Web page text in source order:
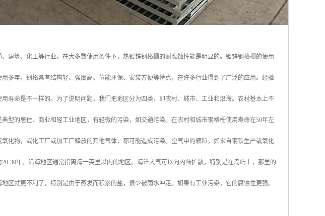
建筑、化工等行业。在大多数使用条件下，热镀锌钢格栅的耐腐蚀性能是明显的。镀锌钢格栅的使用
多年，钢格具有结构轻、强度高、节能环保、安装方便等特点，在许多行业得到了广泛的应用。经验
寿命是不一样的。为了说明问题，我们把地区分为四类，即农村、城市、工业和沿海。农村基本上不
型的居住、商业和轻工业地区，有轻微的污染，如交通污染。在农村和城市钢格栅使用寿命在50年左
化物，或化工厂或加工厂释放的其他气体，都可能造成污染。空气中的颗粒，如来自钢铁生产或氧化
30年。沿海地区通常指离海一英里以内的地区。海洋大气可以向内陆扩散，特别是在岛屿上，那里的
区就更不利了，特别是由于蒸发而积累的盐，很少被雨水冲走。如果有工业污染，它的腐蚀性更强。